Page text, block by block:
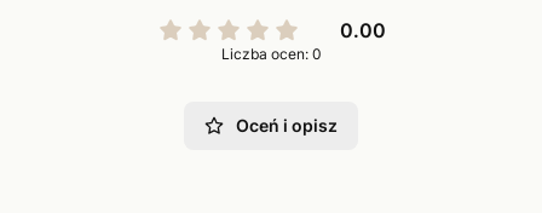
0.00
Liczba ocen: 0
Oceń i opisz